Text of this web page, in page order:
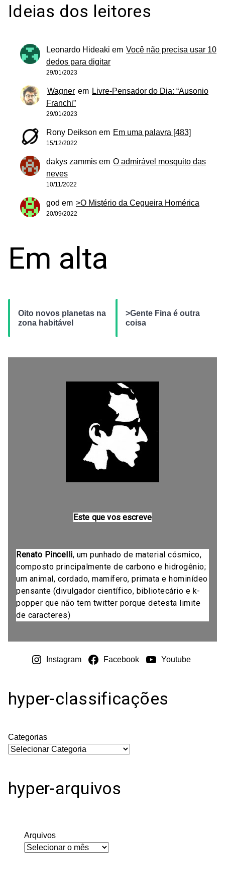
Ideias dos leitores
Leonardo Hideaki em Você não precisa usar 10
dedos para digitar
29/01/2023
Wagner em Livre-Pensador do Dia: “Ausonio
Franchi”
29/01/2023
Rony Deikson em Em uma palavra [483]
15/12/2022
dakys zammis em O admirável mosquito das
neves
10/11/2022
god em >O Mistério da Cegueira Homérica
20/09/2022
Em alta
Oito novos planetas na
zona habitável
>Gente Fina é outra
coisa
Este que vos escreve
Renato Pincelli, um punhado de material cósmico,
composto principalmente de carbono e hidrogênio;
um animal, cordado, mamífero, primata e hominídeo
pensante (divulgador científico, bibliotecário e k-
popper que não tem twitter porque detesta limite
de caracteres)
Instagram Facebook Youtube
hyper-classificações
Categorias
hyper-arquivos
Arquivos